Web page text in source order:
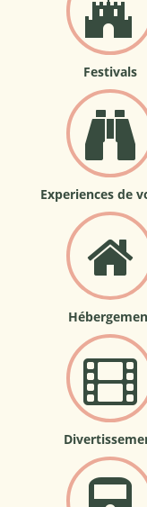
Festivals
Experiences de